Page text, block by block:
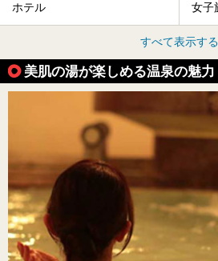
ホテル 女子
すべて表示する
美肌の湯が楽しめる温泉の魅力